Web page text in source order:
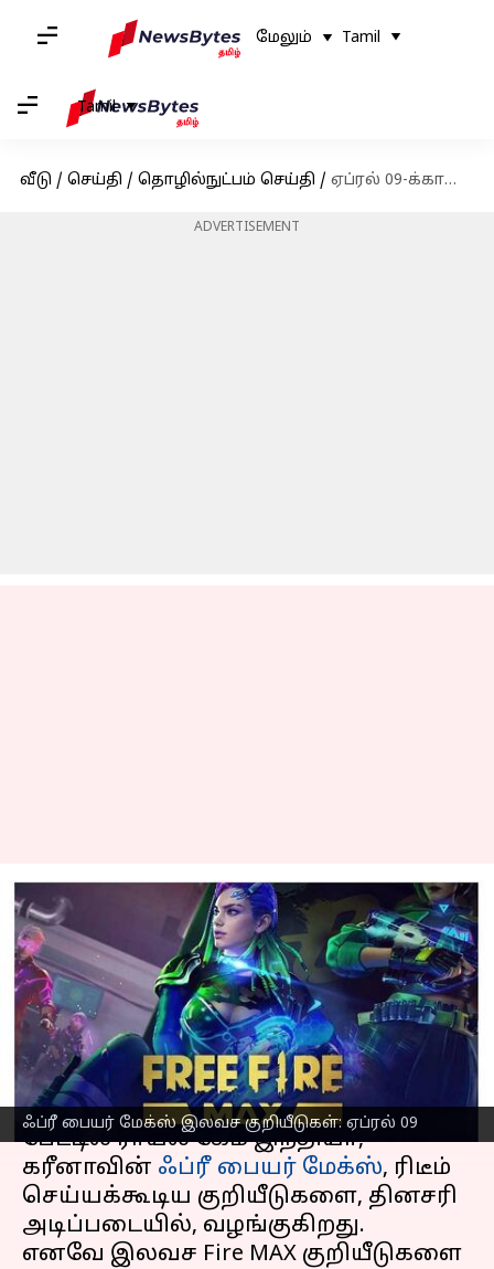
மேலும் Tamil
Tamil
வீடு / செய்தி / தொழில்நுட்பம் செய்தி / ஏப்ரல் 09-க்கான Free Fire MAX இலவச குறியீடுகள்: பெறுவதற்கான வழிமுறைகள்
ADVERTISEMENT
ஃப்ரீ பையர் மேக்ஸ் இலவச குறியீடுகள்: ஏப்ரல் 09
ஏப்ரல் 09-க்கான Free Fire
MAX இலவச குறியீடுகள்:
பெறுவதற்கான
வழிமுறைகள்
எழுதியவர் Siranjeevi Apr 09, 2023 12:00 am
செய்தி முன்னோட்டம்
பேட்டில் ராயல் கேம் இந்தியா,
கரீனாவின் ஃப்ரீ பையர் மேக்ஸ், ரிடீம்
செய்யக்கூடிய குறியீடுகளை, தினசரி
அடிப்படையில், வழங்குகிறது.
எனவே இலவச Fire MAX குறியீடுகளை